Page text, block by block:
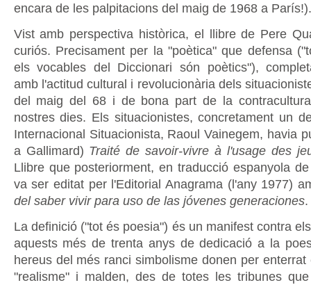
encara de les palpitacions del maig de 1968 a París!).
Vist amb perspectiva històrica, el llibre de Pere
curiós. Precisament per la "poètica" que defensa
els vocables del Diccionari són poètics"),
amb l'actitud cultural i revolucionària dels
del maig del 68 i de bona part de la
nostres dies. Els situacionistes, concretament un
Internacional Situacionista, Raoul Vainegem, havia
a Gallimard) Traité de savoir-vivre à l'usage des
Llibre que posteriorment, en traducció espanyola
va ser editat per l'Editorial Anagrama (l'any 1977)
del saber vivir para uso de las jóvenes generaciones.
La definició ("tot és poesia") és un manifest contra
aquests més de trenta anys de dedicació a la
hereus del més ranci simbolisme donen per
"realisme" i malden, des de totes les tribunes